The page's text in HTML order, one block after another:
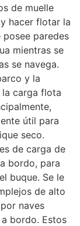
de muelle
hacer flotar la
paredes
mientras se
se navega.
y la
la carga flota
útil para
seco.
de carga de
bordo, para
buque. Se le
de alto
naves
bordo. Estos